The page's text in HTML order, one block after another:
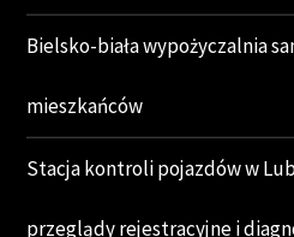
Bielsko-biała wypożyczalnia
mieszkańców
Stacja kontroli pojazdów w
przeglądy rejestracyjne i